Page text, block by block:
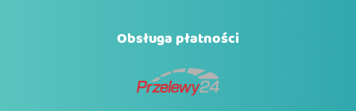
Obsługa płatności